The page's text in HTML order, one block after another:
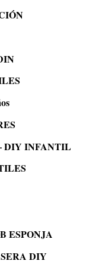
DIY INFANTIL
ESPONJA
DIY